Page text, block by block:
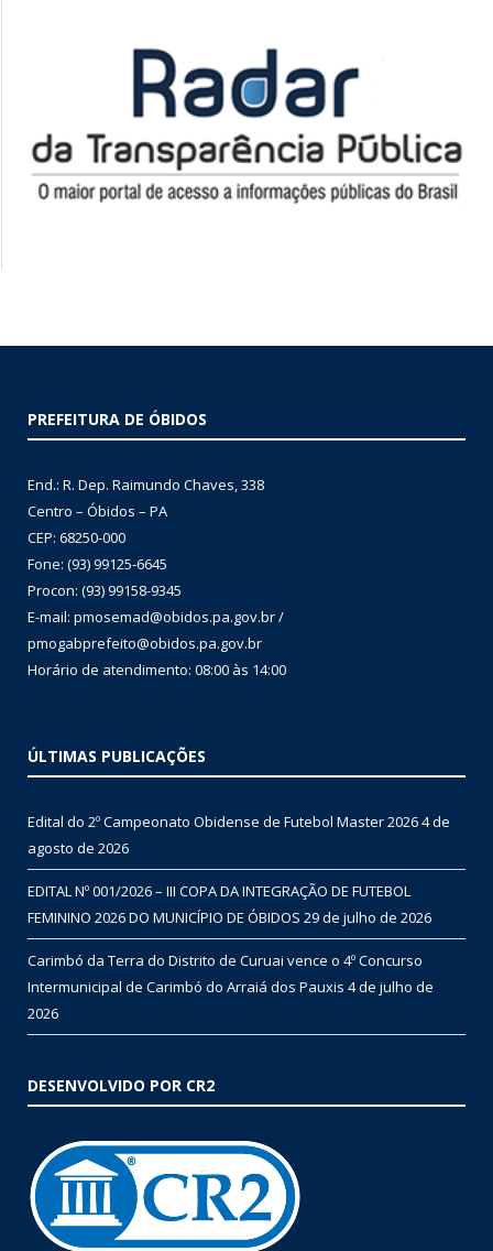
PREFEITURA DE ÓBIDOS
End.: R. Dep. Raimundo Chaves, 338
Centro – Óbidos – PA
CEP: 68250-000
Fone: (93) 99125-6645
Procon: (93) 99158-9345
E-mail: pmosemad@obidos.pa.gov.br /
pmogabprefeito@obidos.pa.gov.br
Horário de atendimento: 08:00 às 14:00
ÚLTIMAS PUBLICAÇÕES
Edital do 2º Campeonato Obidense de Futebol Master 20264 de
agosto de 2026
EDITAL Nº 001/2026 – III COPA DA INTEGRAÇÃO DE FUTEBOL
FEMININO 2026 DO MUNICÍPIO DE ÓBIDOS 29 de julho de 2026
Carimbó da Terra do Distrito de Curuai vence o 4º Concurso
Intermunicipal de Carimbó do Arraiá dos Pauxis 4 de julho de
2026
DESENVOLVIDO POR CR2